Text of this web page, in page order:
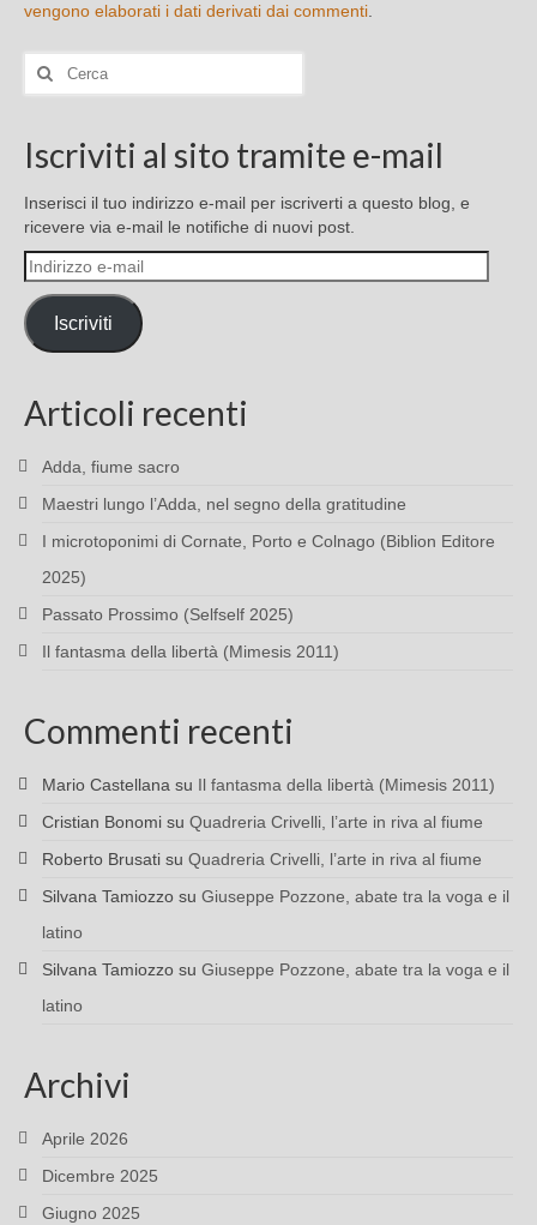
vengono elaborati i dati derivati dai commenti
Cerca:
Iscriviti al sito tramite e-mail
Inserisci il tuo indirizzo e-mail per iscriverti a questo blog, e
ricevere via e-mail le notifiche di nuovi post.
Indirizzo
e-
mail
Iscriviti
Articoli recenti
Adda, fiume sacro
Maestri lungo l’Adda, nel segno della gratitudine
I microtoponimi di Cornate, Porto e Colnago (Biblion Editore
2025)
Passato Prossimo (Selfself 2025)
Il fantasma della libertà (Mimesis 2011)
Commenti recenti
Mario Castellana su Il fantasma della libertà (Mimesis 2011)
Cristian Bonomi su Quadreria Crivelli, l’arte in riva al fiume
Roberto Brusati su Quadreria Crivelli, l’arte in riva al fiume
Silvana Tamiozzo su Giuseppe Pozzone, abate tra la voga e il
latino
Silvana Tamiozzo su Giuseppe Pozzone, abate tra la voga e il
latino
Archivi
Aprile 2026
Dicembre 2025
Giugno 2025